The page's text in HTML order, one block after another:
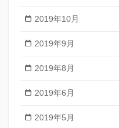
2019年10月
2019年9月
2019年8月
2019年6月
2019年5月